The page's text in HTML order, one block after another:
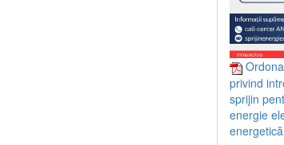
privind
sprijin
energie
energetică